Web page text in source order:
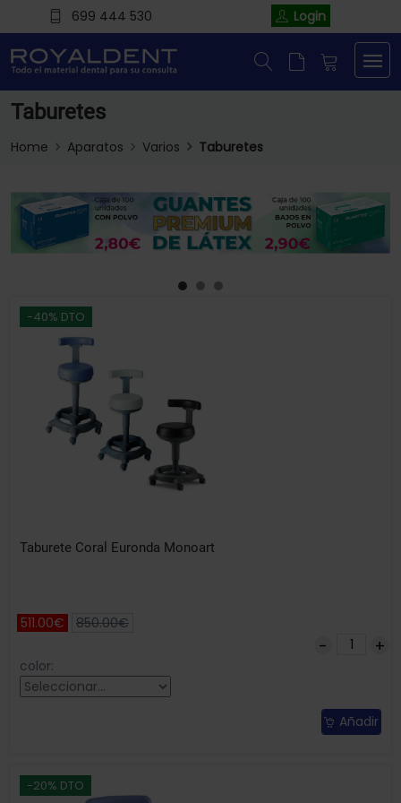
699 444 530 Login
Taburetes
Home Aparatos Varios Taburetes
-40% DTO
Taburete Coral Euronda Monoart
511.00€ 850.00€
color:
Añadir
-20% DTO